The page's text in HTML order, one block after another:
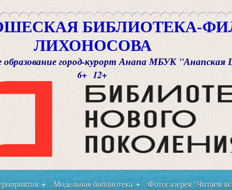
БИБЛИОТЕКА-
ЛИХОНОСОВА
образование город-курорт Анапа МБУК
6+ 12+
+ Модельная библиотека + Фотогалерея "Читаем